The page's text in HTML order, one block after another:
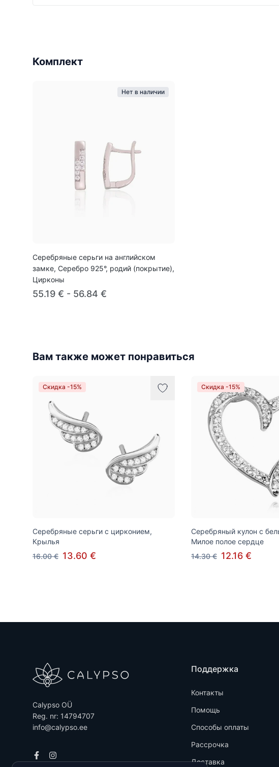
Комплект
Нет в наличии
Серебряные серьги на английском
замке, Серебро 925°, родий (покрытие),
Цирконы
55.19 € - 56.84 €
Вам также может понравиться
Скидка -15%
Серебряные серьги с цирконием,
Крылья
16.00 € 13.60 €
Скидка -15%
Серебряный кулон с
Милое полое сердце
14.30 € 12.16 €
Calypso OÜ
Reg. nr: 14794707
info@calypso.ee
Поддержка
Контакты
Помощь
Способы оплаты
Рассрочка
Доставка